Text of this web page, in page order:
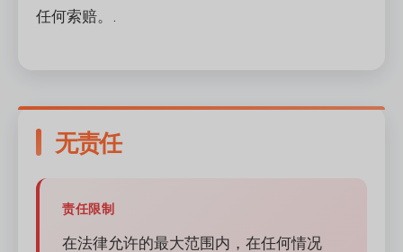
任何索赔。.
无责任
责任限制
在法律允许的最大范围内，在任何情况